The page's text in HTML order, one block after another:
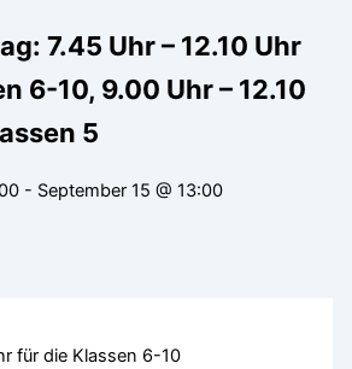
7.45 Uhr – 12.10 Uhr
6-10, 9.00 Uhr – 12.10
5
- September 15 @ 13:00
für die Klassen 6-10